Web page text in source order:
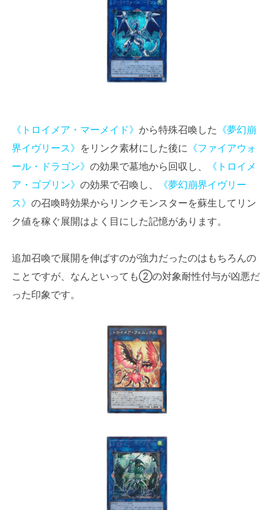
《トロイメア・マーメイド》 から特殊召喚した 《夢幻崩
界イヴリース》 をリンク素材にした後に 《ファイアウォ
ール・ドラゴン》 の効果で墓地から回収し、
《トロイメ
ア・ゴブリン》 の効果で召喚し、
《夢幻崩界イヴリー
ス》 の召喚時効果からリンクモンスターを蘇生してリン
ク値を稼ぐ展開はよく目にした記憶があります。
追加召喚で展開を伸ばすのが強力だったのはもちろんの
ことですが、なんといっても②の対象耐性付与が凶悪だ
った印象です。